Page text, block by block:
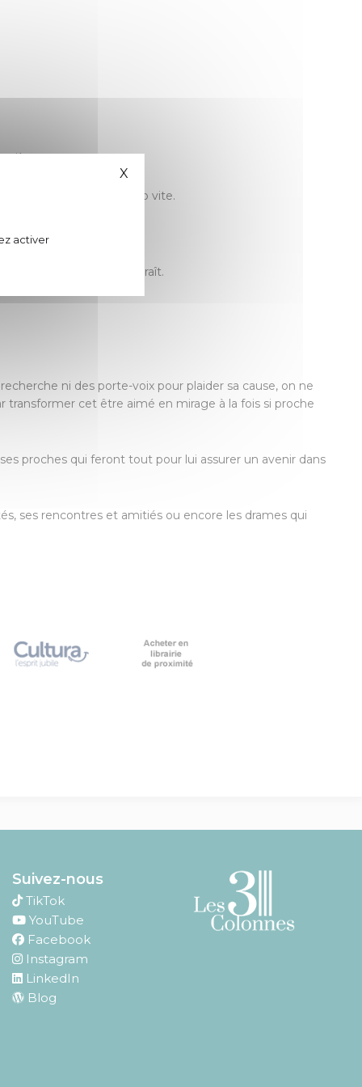
vie qui l’a fait grandir trop vite.
qu’on peut.
journaliste engagé, disparaît.
ni des porte-voix pour plaider sa cause, on ne
cet être aimé en mirage à la fois si proche
proches qui feront tout pour lui assurer un avenir dans
ses rencontres et amitiés ou encore les drames qui
Suivez-nous
TikTok
YouTube
Facebook
Instagram
LinkedIn
Blog
activer
X